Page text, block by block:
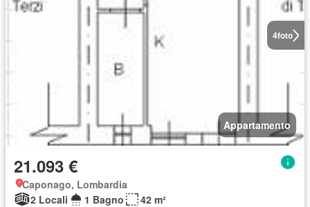
4foto
Appartamento
21.093 €
Caponago, Lombardia
2 Locali
1 Bagno 42 m²